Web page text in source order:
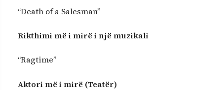
“Death of a Salesman”
Rikthimi më i mirë i një muzikali
“Ragtime”
Aktori më i mirë (Teatër)